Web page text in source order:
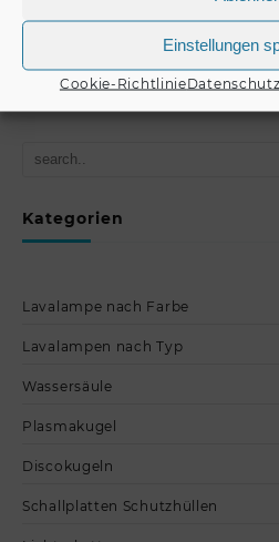
Einstellungen
Cookie-Richtlinie
Kategorien
Lavalampe nach Farbe
Lavalampen nach Typ
Wassersäule
Plasmakugel
Discokugeln
Schallplatten Schutzhüllen
€105,00
Produkt kaufen
€